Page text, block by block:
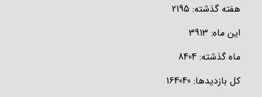
هفته گذشته: 2195
این ماه: 3913
ماه گذشته: 8404
کل بازدیدها: 164040